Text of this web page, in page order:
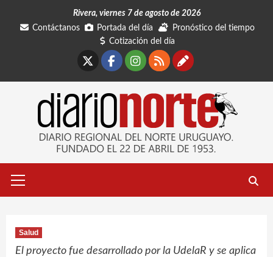
Rivera, viernes 7 de agosto de 2026
Contáctanos
Portada del día
Pronóstico del tiempo
Cotización del día
Facebook
Instagram
RSSContáctanos
primario
Salud
El proyecto fue desarrollado por la UdelaR y se aplica